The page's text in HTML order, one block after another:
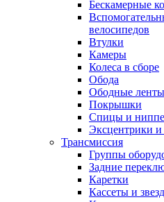
Бескамерные
велосипедов
Втулки
Камеры
Колеса в сборе
Обода
Ободные ленты
Покрышки
Спицы и
Эксцентрики и
Трансмиссия
Группы
Задние
Каретки
Кассеты и